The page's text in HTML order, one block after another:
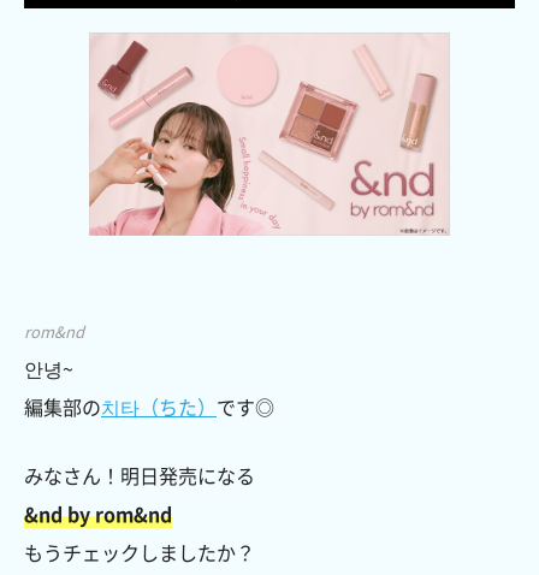
rom&nd
안녕~
編集部の치타（ちた） です◎
みなさん！明日発売になる
&nd by rom&nd
もうチェックしましたか？